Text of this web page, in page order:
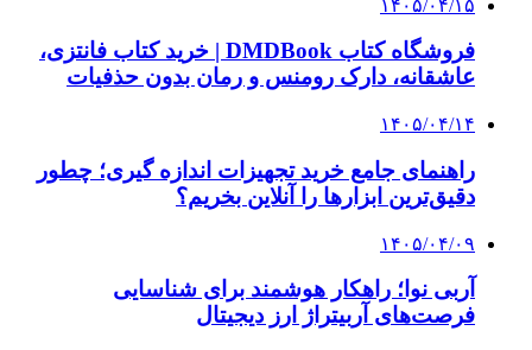
دکمه بازگشت به بالا